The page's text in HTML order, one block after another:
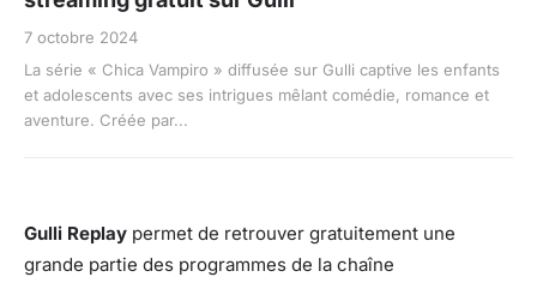
7 octobre 2024
La série « Chica Vampiro » diffusée sur Gulli captive les enfants
et adolescents avec ses intrigues mêlant comédie, romance et
aventure. Créée par...
Gulli Replay permet de retrouver gratuitement une
grande partie des programmes de la chaîne